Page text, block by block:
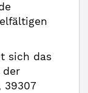
sich das
der
39307